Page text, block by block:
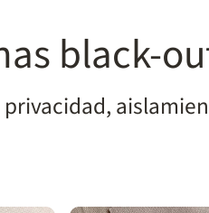
black-